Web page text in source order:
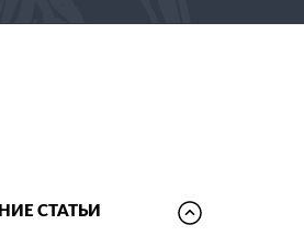
СТАТЬИ